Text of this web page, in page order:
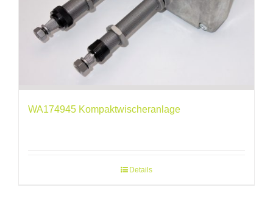
WA174945 Kompaktwischeranlage
Details